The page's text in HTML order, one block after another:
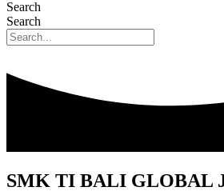
Search
Search
SMK TI BALI GLOBAL